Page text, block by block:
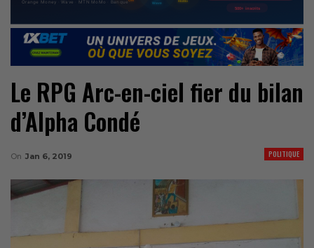
Le RPG Arc-en-ciel fier du bilan
d’Alpha Condé
POLITIQUE
On Jan 6, 2019